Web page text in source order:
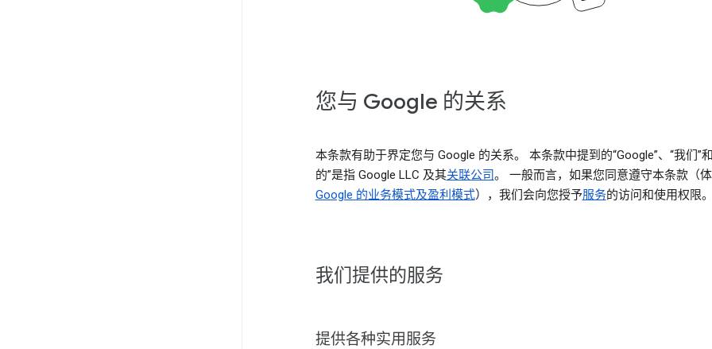
您与 Google 的关系
本条款有助于界定您与 Google 的关系。 本条款中提到的“Google”、“我们”
的”是指 Google LLC 及其关联公司。 一般而言，如果您同意遵守本条款（
Google 的业务模式及盈利模式），我们会向您授予服务的访问和使用权限。
我们提供的服务
提供各种实用服务